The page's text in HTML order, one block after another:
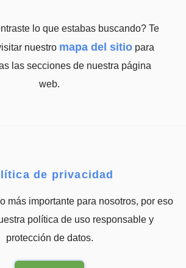
lo que estabas buscando? Te
nuestro mapa del sitio para
las secciones de nuestra página
web.
de privacidad
más importante para nosotros, por eso
política de uso responsable y
protección de datos.